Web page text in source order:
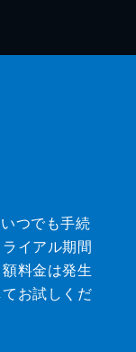
つでも手続
イアル期間
料金は発生
お試しくだ